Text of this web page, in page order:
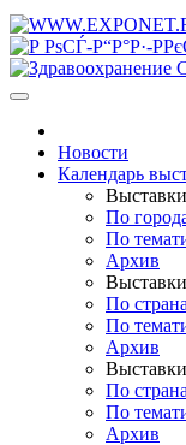
Новости
Календарь
По
По
Архив
По
По
Архив
По
По
Архив